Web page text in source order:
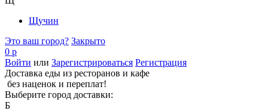
Щучин
Это ваш город? Закрыто
0 р
Войти или Зарегистрироваться Регистрация
Доставка еды из ресторанов и кафе
без наценок и переплат!
Выберите город доставки:
Б